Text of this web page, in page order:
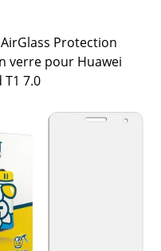
AirGlass Protection
verre pour Huawei
T1 7.0